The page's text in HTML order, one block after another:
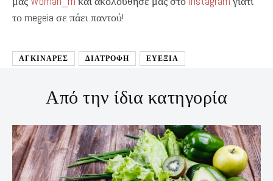
το megeia σε πάει παντού!
ΑΓΚΙΝΑΡΕΣ ΔΙΑΤΡΟΦΉ ΕΥΕΞΙΑ
Από την ίδια κατηγορία